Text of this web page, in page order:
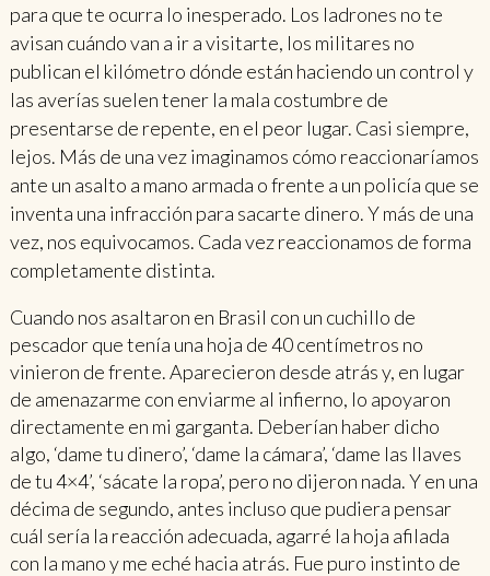
para que te ocurra lo inesperado. Los ladrones no te
avisan cuándo van a ir a visitarte, los militares no
publican el kilómetro dónde están haciendo un control y
las averías suelen tener la mala costumbre de
presentarse de repente, en el peor lugar. Casi siempre,
lejos. Más de una vez imaginamos cómo reaccionaríamos
ante un asalto a mano armada o frente a un policía que se
inventa una infracción para sacarte dinero. Y más de una
vez, nos equivocamos. Cada vez reaccionamos de forma
completamente distinta.
Cuando nos asaltaron en Brasil con un cuchillo de
pescador que tenía una hoja de 40 centímetros no
vinieron de frente. Aparecieron desde atrás y, en lugar
de amenazarme con enviarme al infierno, lo apoyaron
directamente en mi garganta. Deberían haber dicho
algo, ‘dame tu dinero’, ‘dame la cámara’, ‘dame las llaves
de tu 4×4’, ‘sácate la ropa’, pero no dijeron nada. Y en una
décima de segundo, antes incluso que pudiera pensar
cuál sería la reacción adecuada, agarré la hoja afilada
con la mano y me eché hacia atrás. Fue puro instinto de